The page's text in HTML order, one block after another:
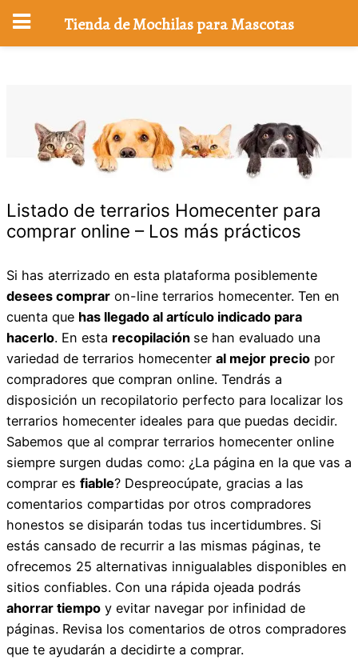
Listado de terrarios Homecenter para
comprar online – Los más prácticos
Si has aterrizado en esta plataforma posiblemente
desees comprar on-line terrarios homecenter. Ten en
cuenta que has llegado al artículo indicado para
hacerlo. En esta recopilación se han evaluado una
variedad de terrarios homecenter al mejor precio por
compradores que compran online. Tendrás a
disposición un recopilatorio perfecto para localizar los
terrarios homecenter ideales para que puedas decidir.
Sabemos que al comprar terrarios homecenter online
siempre surgen dudas como: ¿La página en la que vas a
comprar es fiable? Despreocúpate, gracias a las
comentarios compartidas por otros compradores
honestos se disiparán todas tus incertidumbres. Si
estás cansado de recurrir a las mismas páginas, te
ofrecemos 25 alternativas innigualables disponibles en
sitios confiables. Con una rápida ojeada podrás
ahorrar tiempo y evitar navegar por infinidad de
páginas. Revisa los comentarios de otros compradores
que te ayudarán a decidirte a comprar.
Tienda de Mochilas para Mascotas